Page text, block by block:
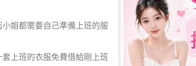
姐都需要自己準備上班的服
上班的衣服免費借給剛上班